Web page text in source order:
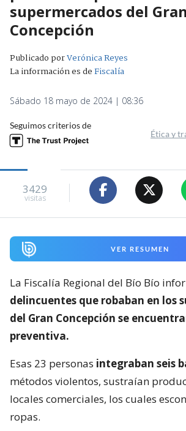
supermercados del Gran
Concepción
Publicado porVerónica Reyes
La información es deFiscalía
Sábado 18 mayo de 2024 | 08:36
Seguimos criterios de
Ética y
3429
visitas
VER RESUMEN
La Fiscalía Regional del Bío Bío
delincuentes que robaban en los
del Gran Concepción se
preventiva.
Esas 23 personas integraban seis
métodos violentos, sustraían
locales comerciales, los cuales
ropas.